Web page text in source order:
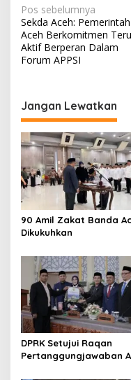
N
a
v
i
a
s
i
p
o
s
Pos sebelumnya
Sekda Aceh: Pemerintah
Aceh Berkomitmen
Aktif Berperan Dalam
Forum APPSI
Jangan Lewatkan
90 Amil Zakat Banda
Dikukuhkan
DPRK Setujui Raqan
Pertanggungjawaban